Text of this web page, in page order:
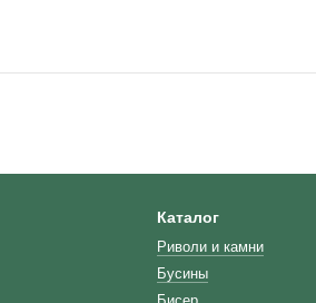
Каталог
Риволи и камни
Бусины